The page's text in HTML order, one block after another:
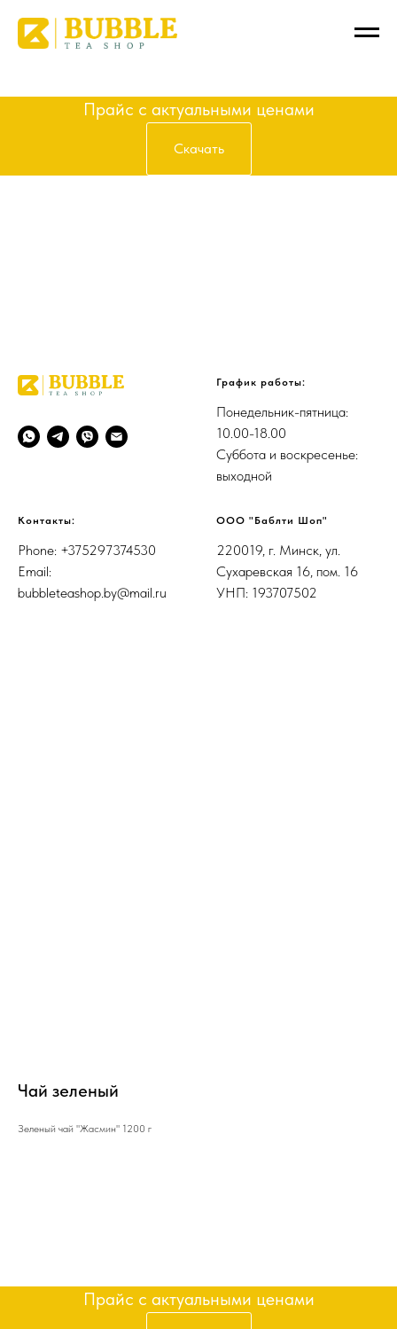
Прайс с актуальными ценами
Скачать
График работы:
Понедельник-пятница:
10.00-18.00
Суббота и воскресенье:
выходной
Контакты:
Phone: +375297374530
Email:
bubbleteashop.by@mail.ru
ООО "Баблти Шоп"
220019, г. Минск, ул.
Сухаревская 16, пом. 16
УНП: 193707502
Чай зеленый
Зеленый чай "Жасмин" 1200 г
Прайс с актуальными ценами